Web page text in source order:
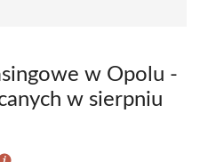
w Opolu -
w sierpniu